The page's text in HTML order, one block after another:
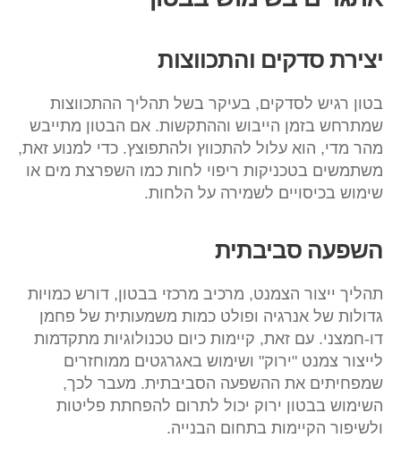
יצירת סדקים והתכווצות
בטון רגיש לסדקים, בעיקר בשל תהליך ההתכווצות
שמתרחש בזמן הייבוש וההתקשות. אם הבטון מתייבש
מהר מדי, הוא עלול להתכווץ ולהתפוצץ. כדי למנוע זאת,
משתמשים בטכניקות ריפוי לחות כמו השפרצת מים או
שימוש בכיסויים לשמירה על הלחות.
השפעה סביבתית
תהליך ייצור הצמנט, מרכיב מרכזי בבטון, דורש כמויות
גדולות של אנרגיה ופולט כמות משמעותית של פחמן
דו-חמצני. עם זאת, קיימות כיום טכנולוגיות מתקדמות
לייצור צמנט "ירוק" ושימוש באגרגטים ממוחזרים
שמפחיתים את ההשפעה הסביבתית. מעבר לכך,
השימוש בבטון ירוק יכול לתרום להפחתת פליטות
ולשיפור הקיימות בתחום הבנייה.